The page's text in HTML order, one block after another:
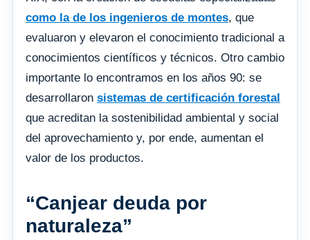
como la de los ingenieros de montes, que
evaluaron y elevaron el conocimiento tradicional a
conocimientos científicos y técnicos. Otro cambio
importante lo encontramos en los años 90: se
desarrollaron sistemas de certificación forestal
que acreditan la sostenibilidad ambiental y social
del aprovechamiento y, por ende, aumentan el
valor de los productos.
“Canjear deuda por
naturaleza”